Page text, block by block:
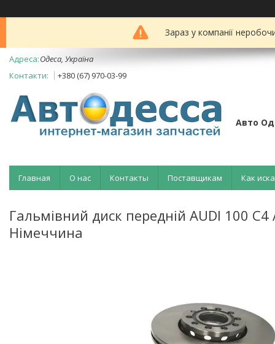
Зараз у компанії
Одеса, Україна
+380 (67) 970-03-99
Авто
Главная О нас Контакты Поставщикам Как
Гальмівний диск передній AUDI 100
Німеччина